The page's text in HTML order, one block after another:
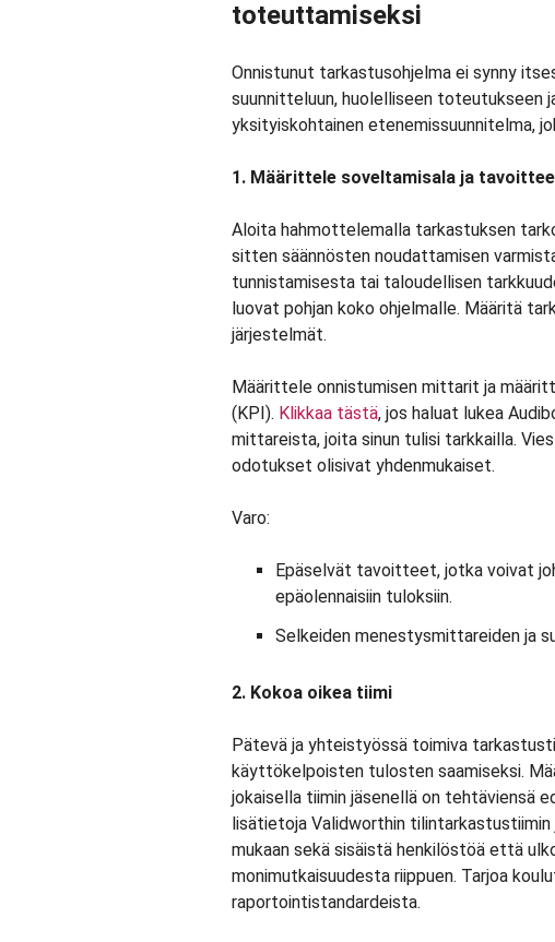
toteuttamiseksi
Onnistunut tarkastusohjelma ei synny
suunnitteluun, huolelliseen toteutukseen
yksityiskohtainen etenemissuunnitelma,
1. Määrittele soveltamisala ja
Aloita hahmottelemalla tarkastuksen
sitten säännösten noudattamisen
tunnistamisesta tai taloudellisen
luovat pohjan koko ohjelmalle. Määritä
järjestelmät.
Määrittele onnistumisen mittarit ja
(KPI). Klikkaa tästä, jos haluat lukea
mittareista, joita sinun tulisi tarkkailla.
odotukset olisivat yhdenmukaiset.
Varo:
Epäselvät tavoitteet, jotka voivat
epäolennaisiin tuloksiin.
Selkeiden menestysmittareiden ja
2. Kokoa oikea tiimi
Pätevä ja yhteistyössä toimiva
käyttökelpoisten tulosten saamiseksi.
jokaisella tiimin jäsenellä on tehtäviensä
lisätietoja Validworthin
mukaan sekä sisäistä henkilöstöä että
monimutkaisuudesta riippuen. Tarjoa
raportointistandardeista.